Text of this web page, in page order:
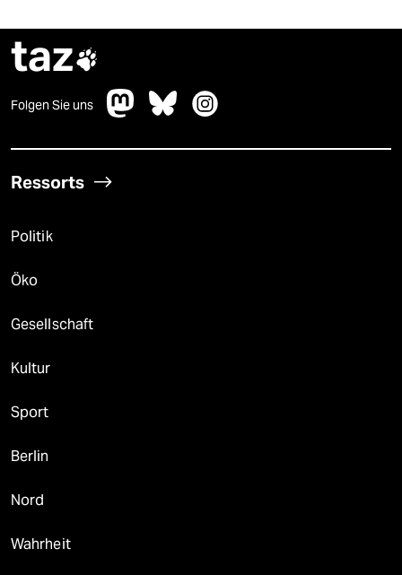
taz
Folgen Sie uns
Ressorts
Politik
Öko
Gesellschaft
Kultur
Sport
Berlin
Nord
Wahrheit